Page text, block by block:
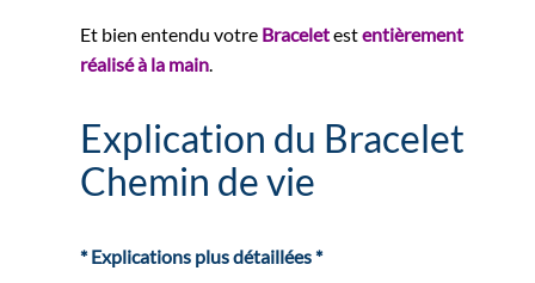
Et bien entendu votre Braceletestentièrement
réalisé à la main.
Explication du Bracelet
Chemin de vie
* Explications plus détaillées *